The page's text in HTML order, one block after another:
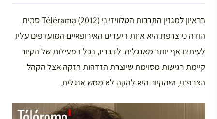
בראיון למגזין התרבות הטלוויזיוני Télérama (2012) סמית
הודה כי צרפת היא אחת היעדים האירופאיים המועדפים עליו,
לעיתים אף יותר מאנגליה. לדבריו, בכל הפעילות של הקיור
קיימת רגישות מסוימת שיוצרת הזדהות חזקה אצל הקהל
הצרפתי, ושהקיור היא להקה לא ממש אנגלית.